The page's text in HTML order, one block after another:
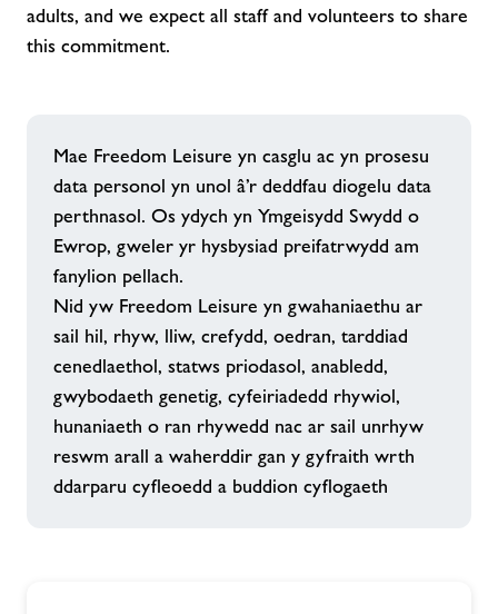
adults, and we expect all staff and volunteers to share
this commitment.
Mae Freedom Leisure yn casglu ac yn prosesu
data personol yn unol â’r deddfau diogelu data
perthnasol. Os ydych yn Ymgeisydd Swydd o
Ewrop, gweler yr hysbysiad preifatrwydd am
fanylion pellach.
Nid yw Freedom Leisure yn gwahaniaethu ar
sail hil, rhyw, lliw, crefydd, oedran, tarddiad
cenedlaethol, statws priodasol, anabledd,
gwybodaeth genetig, cyfeiriadedd rhywiol,
hunaniaeth o ran rhywedd nac ar sail unrhyw
reswm arall a waherddir gan y gyfraith wrth
ddarparu cyfleoedd a buddion cyflogaeth